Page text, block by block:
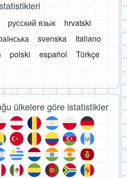
русский язык
hrvatski
svenska
Italiano
polski español
Türkçe
ülkelere göre istatistikler